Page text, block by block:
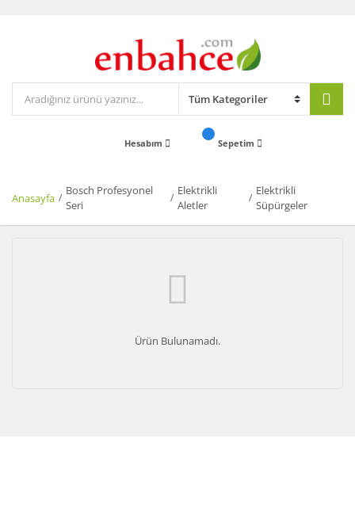
Hesabım Sepetim
Anasayfa
Bosch Profesyonel
Seri
Elektrikli
Aletler
Elektrikli
Süpürgeler
Ürün Bulunamadı.